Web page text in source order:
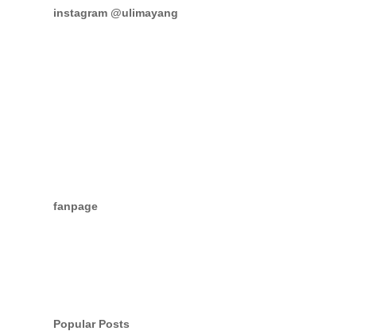
instagram @ulimayang
fanpage
Popular Posts